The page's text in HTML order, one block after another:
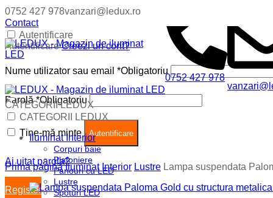
0752 427 978vanzari@ledux.ro
Contact
Autentificare
Autentificare Creezi un cont?
Nume utilizator sau email *Obligatoriu
Parolă*Obligatoriu
Ține-mă minte Autentificare
Ai uitat parola?
Register
Coș ( 0)Închide
Nu ai produse in cos.
0752 427 978
CATEGORII LEDUX
CATEGORII LEDUX
Iluminat Interior
Corpuri baie
Plafoniere
Panouri cu LED
Lustre
Spoturi LED
Prima pagină Iluminat Interior Lustre Lampa suspendata